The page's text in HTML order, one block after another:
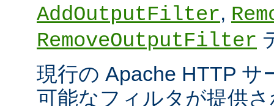
AddOutputFilter,
RemoveOutputFilter
現行の Apache HTTP サ
可能なフィルタが提供